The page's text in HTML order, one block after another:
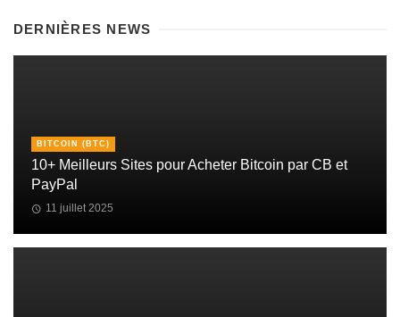
DERNIÈRES NEWS
BITCOIN (BTC)
10+ Meilleurs Sites pour Acheter Bitcoin par CB et
PayPal
11 juillet 2025